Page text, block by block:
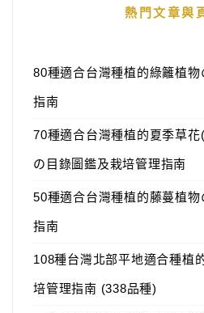
熱門文章與
80種適合台灣種植的綠籬植
指南
70種適合台灣種植的夏季草
の目錄圖鑑及栽培管理指南
50種適合台灣種植的藤蔓植
指南
108種台灣北部平地適合種植
培管理指南 (338品種)